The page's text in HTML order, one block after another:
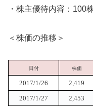
・株主優待内容：100
＜株価の推移＞
日付 株価
2017/1/26 2,419
2017/1/27 2,453